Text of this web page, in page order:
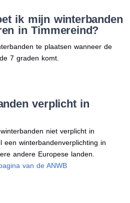
ik mijn winterbanden
in Timmereind?
te plaatsen wanneer de
7 graden komt.
verplicht in
niet verplicht in
een winterbandenverplichting in
andere Europese landen.
van de ANWB